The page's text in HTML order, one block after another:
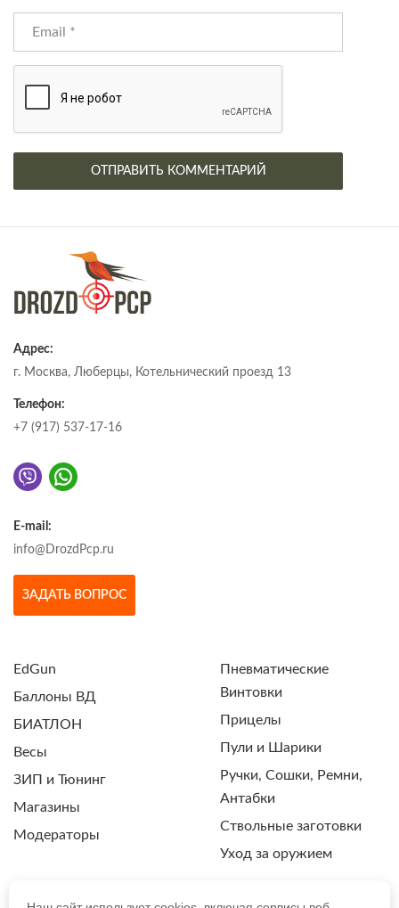
Адрес:
г. Москва, Люберцы, Котельнический проезд 13
Телефон:
+7 (917) 537-17-16
E-mail:
info@DrozdPcp.ru
ЗАДАТЬ ВОПРОС
EdGun
Баллоны ВД
БИАТЛОН
Весы
ЗИП и Тюнинг
Магазины
Модераторы
Пневматические
Винтовки
Прицелы
Пули и Шарики
Ручки, Сошки, Ремни,
Антабки
Ствольные заготовки
Уход за оружием